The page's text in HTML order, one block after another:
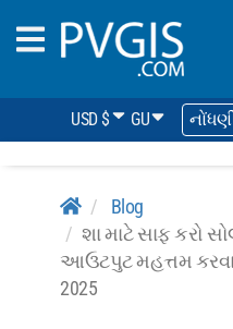
USD $ GU
Blog
શા માટે સાફ કરો
આઉટપુટ મહત્તમ કરવા
2025